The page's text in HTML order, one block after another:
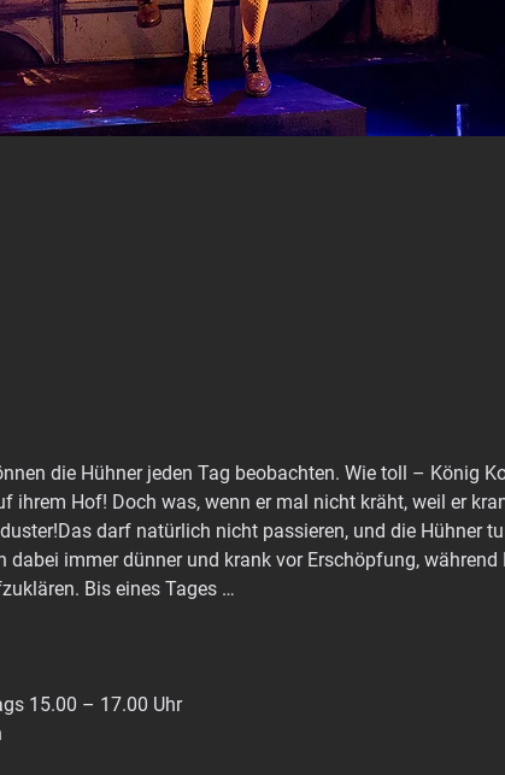
die Hühner jeden Tag beobachten. Wie toll – König
ihrem Hof! Doch was, wenn er mal nicht kräht, weil er
darf natürlich nicht passieren, und die Hühner
immer dünner und krank vor Erschöpfung, während
Bis eines Tages …
15.00 – 17.00 Uhr